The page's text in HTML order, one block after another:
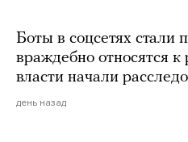
Боты в соцсетях стали
враждебно относятся
власти начали
день назад